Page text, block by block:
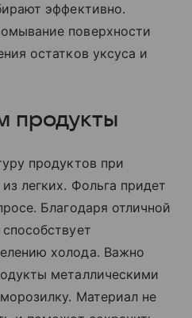
эффективно.
поверхности
остатков уксуса и
продукты
продуктов при
легких. Фольга придет
Благодаря отличной
холода. Важно
металлическими
Материал не